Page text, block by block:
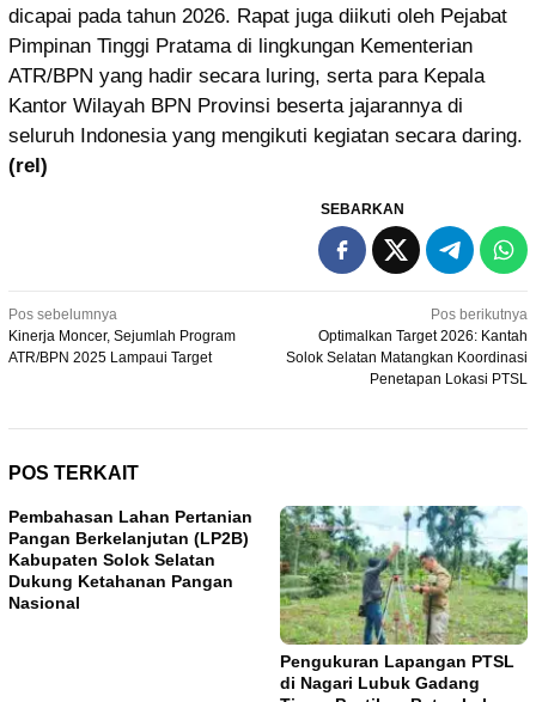
dicapai pada tahun 2026. Rapat juga diikuti oleh Pejabat
Pimpinan Tinggi Pratama di lingkungan Kementerian
ATR/BPN yang hadir secara luring, serta para Kepala
Kantor Wilayah BPN Provinsi beserta jajarannya di
seluruh Indonesia yang mengikuti kegiatan secara daring.
(rel)
SEBARKAN
Navigasi
pos
Pos sebelumnya
Kinerja Moncer, Sejumlah Program
ATR/BPN 2025 Lampaui Target
Pos berikutnya
Optimalkan Target 2026: Kantah
Solok Selatan Matangkan Koordinasi
Penetapan Lokasi PTSL
POS TERKAIT
Pembahasan Lahan Pertanian
Pangan Berkelanjutan (LP2B)
Kabupaten Solok Selatan
Dukung Ketahanan Pangan
Nasional
Pengukuran Lapangan PTSL
di Nagari Lubuk Gadang